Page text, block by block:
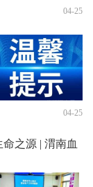
04-25
04-25
之源 | 渭南血